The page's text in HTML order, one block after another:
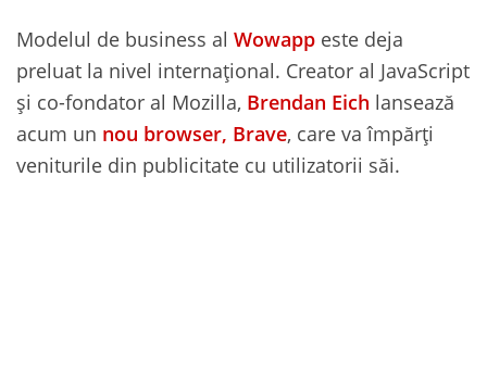
Modelul de business al Wowapp este deja
preluat la nivel internațional. Creator al JavaScript
și co-fondator al Mozilla, Brendan Eich lansează
acum un nou browser, Brave, care va împărți
veniturile din publicitate cu utilizatorii săi.